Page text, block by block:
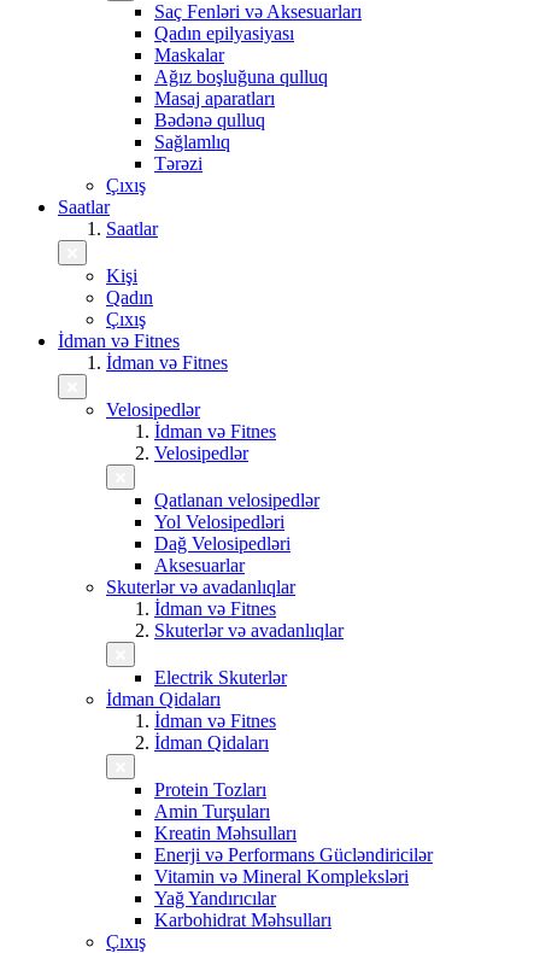
Saç Fenləri və Aksesuarları
Qadın epilyasiyası
Maskalar
Ağız boşluğuna qulluq
Masaj aparatları
Bədənə qulluq
Sağlamlıq
Tərəzi
Çıxış
Saatlar
Saatlar
Kişi
Qadın
Çıxış
İdman və Fitnes
İdman və Fitnes
Velosipedlər
İdman və Fitnes
Velosipedlər
Qatlanan velosipedlər
Yol Velosipedləri
Dağ Velosipedləri
Aksesuarlar
Skuterlər və avadanlıqlar
İdman və Fitnes
Skuterlər və avadanlıqlar
Electrik Skuterlər
İdman Qidaları
İdman və Fitnes
İdman Qidaları
Protein Tozları
Amin Turşuları
Kreatin Məhsulları
Enerji və Performans Gücləndiricilər
Vitamin və Mineral Kompleksləri
Yağ Yandırıcılar
Karbohidrat Məhsulları
Çıxış